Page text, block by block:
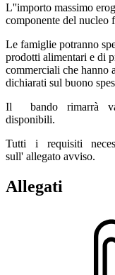
L''importo massimo
componente del nucleo
Le famiglie potranno
prodotti alimentari e di
commerciali che hanno
dichiarati sul buono
Il bando rimarrà
disponibili.
Tutti i requisiti
sull' allegato avviso.
Allegati